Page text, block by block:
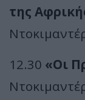
της
12.30 «Οι